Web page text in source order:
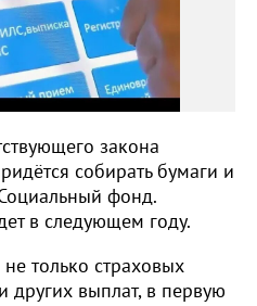
закона
собирать бумаги и
фонд.
в следующем году.
только страховых
других выплат, в первую